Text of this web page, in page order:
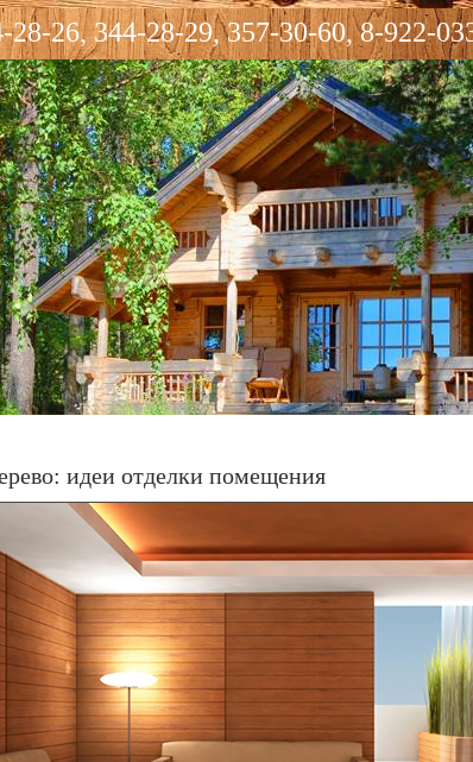
28-26, 344-28-29, 357-30-60, 8-922-
идеи отделки помещения